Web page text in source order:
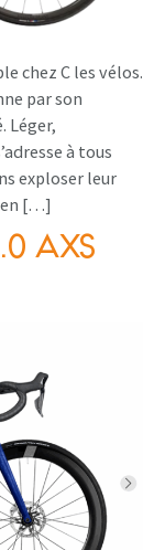
chez C les vélos.
par son
Léger,
à tous
exploser leur
en […]
AXS